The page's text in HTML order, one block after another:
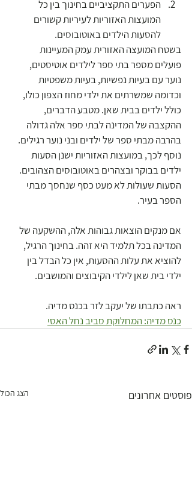
הפערים התקציביים בחינוך בין כל
המועצות האזוריות לעיריות קשורים
להסעות הילדים באוטובוסים.
בשטח המועצה האזורית עמק המעיינות
פועלים מספר בתי ספר לילדים אוטיסטים,
נוער עם בעיות נפשיות, בעיות משפטיות
וכדומה שמשרתים את ילדי מחוז הצפון כולו,
כולל ילדים בבית שאן. מטבע הדברים,
ההקצבה של המדינה לבתי ספר אלה גדולה
בהרבה מבתי ספר של ילדים ובני נוער רגילים.
נוסף לכך, במועצות האזוריות ישנן הסעות
ילדים בבוקר ובצהרים באוטובוסים הצהובים.
הסעות שעולות לא מעט כסף שנחסך מבתי
הספר בעיר.
אם מנקים הוצאות גבוהות אלה, ההשקעה של
המדינה בכל תלמיד היא זהה. בחינוך הרגיל,
להוציא את עלות ההסעות, אין כל הבדל בין
ילדי בית שאן לילדי הקיבוצים והמושבים.
ראה כתבתו של יעקב לזר בכנס מדיה.
כנס מדיה: המחלוקת סביב נחל האסי
פוסטים אחרונים הצג הכול